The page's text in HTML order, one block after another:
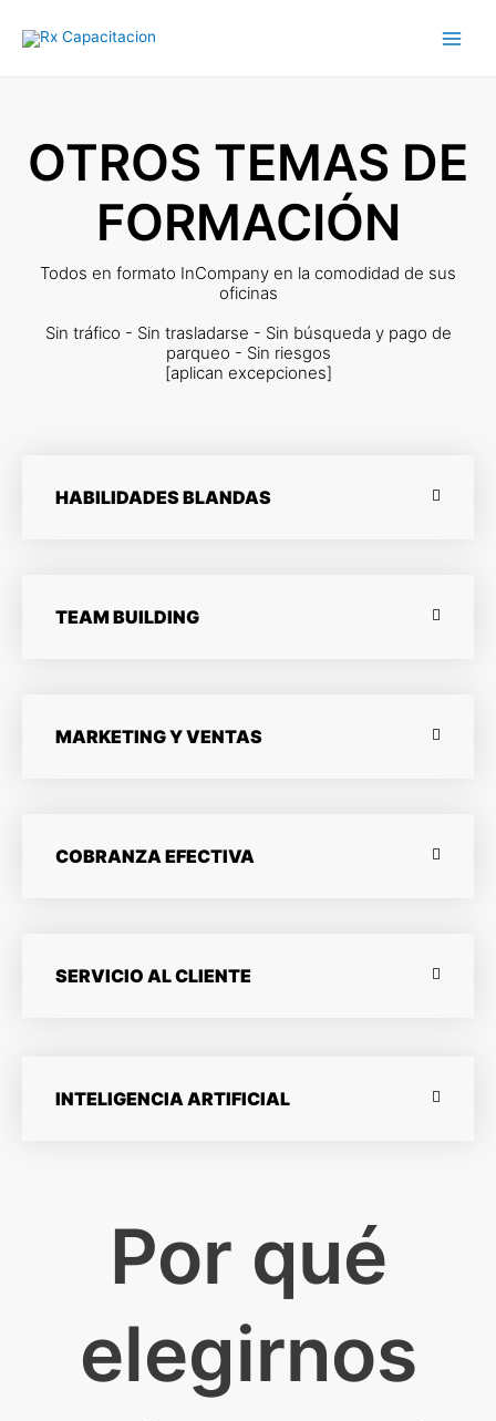
OTROS TEMAS DE
FORMACIÓN
Todos en formato InCompany en la comodidad de sus
oficinas
Sin tráfico - Sin trasladarse - Sin búsqueda y pago de
parqueo - Sin riesgos
[aplican excepciones]
HABILIDADES BLANDAS
TEAM BUILDING
MARKETING Y VENTAS
COBRANZA EFECTIVA
SERVICIO AL CLIENTE
INTELIGENCIA ARTIFICIAL
Por qué
elegirnos